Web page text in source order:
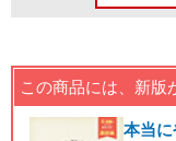
この商品には、新版
本当